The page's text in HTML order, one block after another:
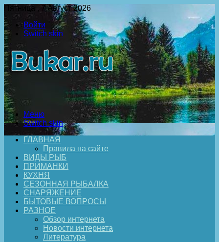
Пятница , 7 Август 2026
Войти
Switch skin
Меню
Switch skin
ГЛАВНАЯ
Правила на сайте
ВИДЫ РЫБ
ПРИМАНКИ
КУХНЯ
СЕЗОННАЯ РЫБАЛКА
СНАРЯЖЕНИЕ
БЫТОВЫЕ ВОПРОСЫ
РАЗНОЕ
Обзор интернета
Новости интернета
Литература